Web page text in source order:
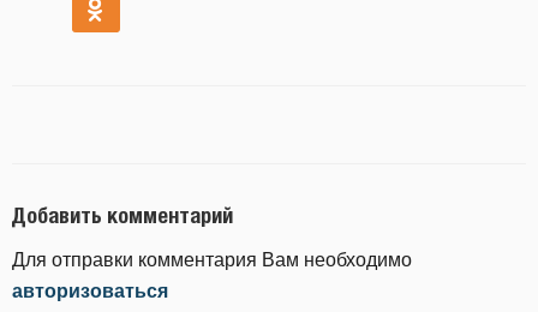
Добавить комментарий
Для отправки комментария Вам необходимо
авторизоваться